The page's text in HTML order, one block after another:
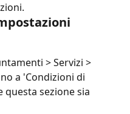
> Servizi >
a 'Condizioni di
questa sezione sia